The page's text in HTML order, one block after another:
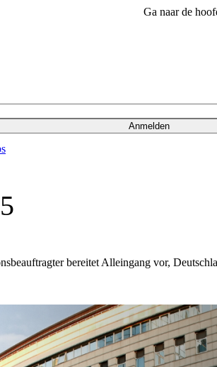
Ga naar de
Anmelden
bereitet Alleingang vor,